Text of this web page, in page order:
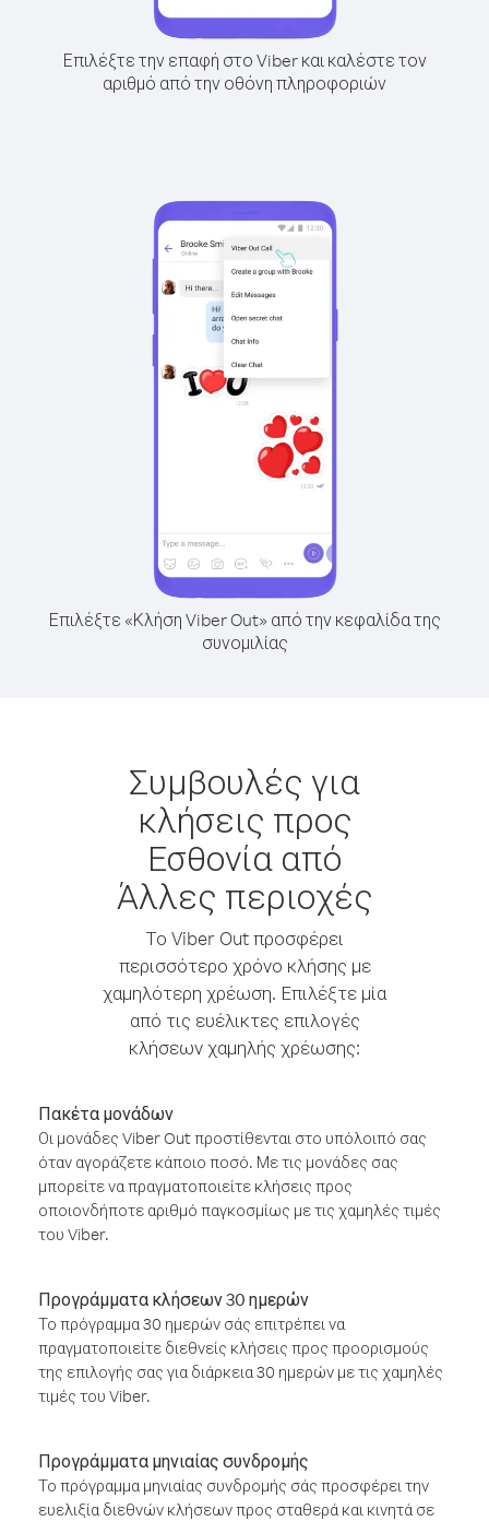
Επιλέξτε την επαφή στο Viber και καλέστε τον
αριθμό από την οθόνη πληροφοριών
Επιλέξτε «Κλήση Viber Out» από την κεφαλίδα της
συνομιλίας
Συμβουλές για
κλήσεις προς
Εσθονία από
Άλλες περιοχές
Το Viber Out προσφέρει
περισσότερο χρόνο κλήσης με
χαμηλότερη χρέωση. Επιλέξτε μία
από τις ευέλικτες επιλογές
κλήσεων χαμηλής χρέωσης:
Πακέτα μονάδων
Οι μονάδες Viber Out προστίθενται στο υπόλοιπό σας
όταν αγοράζετε κάποιο ποσό. Με τις μονάδες σας
μπορείτε να πραγματοποιείτε κλήσεις προς
οποιονδήποτε αριθμό παγκοσμίως με τις χαμηλές τιμές
του Viber.
Προγράμματα κλήσεων 30 ημερών
Το πρόγραμμα 30 ημερών σάς επιτρέπει να
πραγματοποιείτε διεθνείς κλήσεις προς προορισμούς
της επιλογής σας για διάρκεια 30 ημερών με τις χαμηλές
τιμές του Viber.
Προγράμματα μηνιαίας συνδρομής
Το πρόγραμμα μηνιαίας συνδρομής σάς προσφέρει την
ευελιξία διεθνών κλήσεων προς σταθερά και κινητά σε